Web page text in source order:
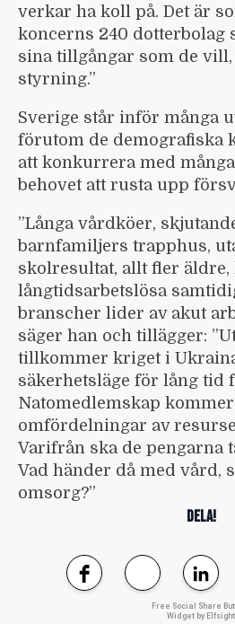
verkar ha koll på. Det är
koncerns 240 dotterbolag
sina tillgångar som de
styrning.”
Sverige står inför många
förutom de demografiska
att konkurrera med
behovet att rusta upp
”Långa vårdköer,
barnfamiljers trapphus,
skolresultat, allt fler
långtidsarbetslösa
branscher lider av akut
säger han och tillägger:
tillkommer kriget i
säkerhetsläge för lång tid
Natomedlemskap
omfördelningar av
Varifrån ska de pengarna
Vad händer då med vård,
omsorg?”
DELA!
Free Social Share
Widget by Elfsight